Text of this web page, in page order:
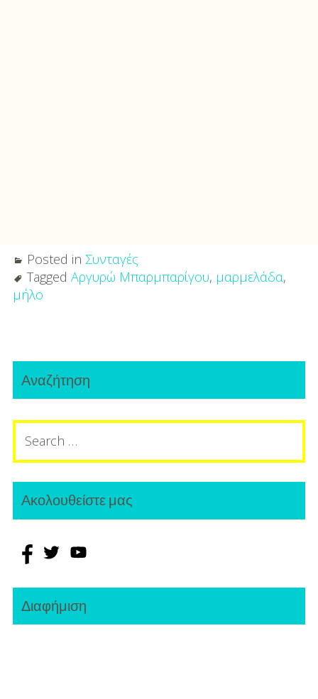
Posted in Συνταγές
Tagged Αργυρώ Μπαρμπαρίγου, μαρμελάδα,
μήλο
navigation
Primary
Sidebar
Αναζήτηση
Search
for:
Ακολουθείστε μας
Διαφήμιση